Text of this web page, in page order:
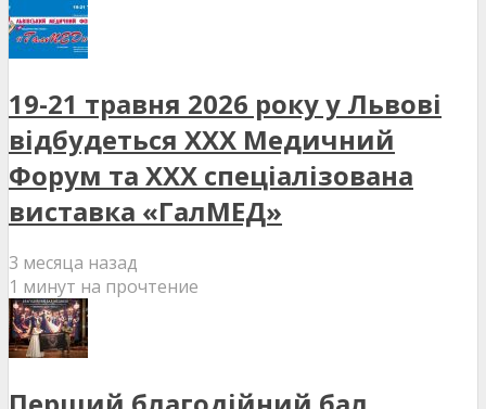
19-21 травня 2026 року у Львові
відбудеться XXX Медичний
Форум та XXX спеціалізована
виставка «ГалМЕД»
3 месяца назад
1 минут на прочтение